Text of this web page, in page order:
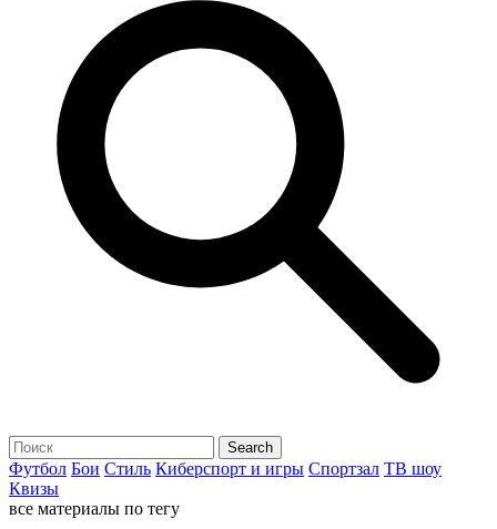
Футбол Бои Стиль Киберспорт и игры Спортзал ТВ шоу
Квизы
все материалы по тегу